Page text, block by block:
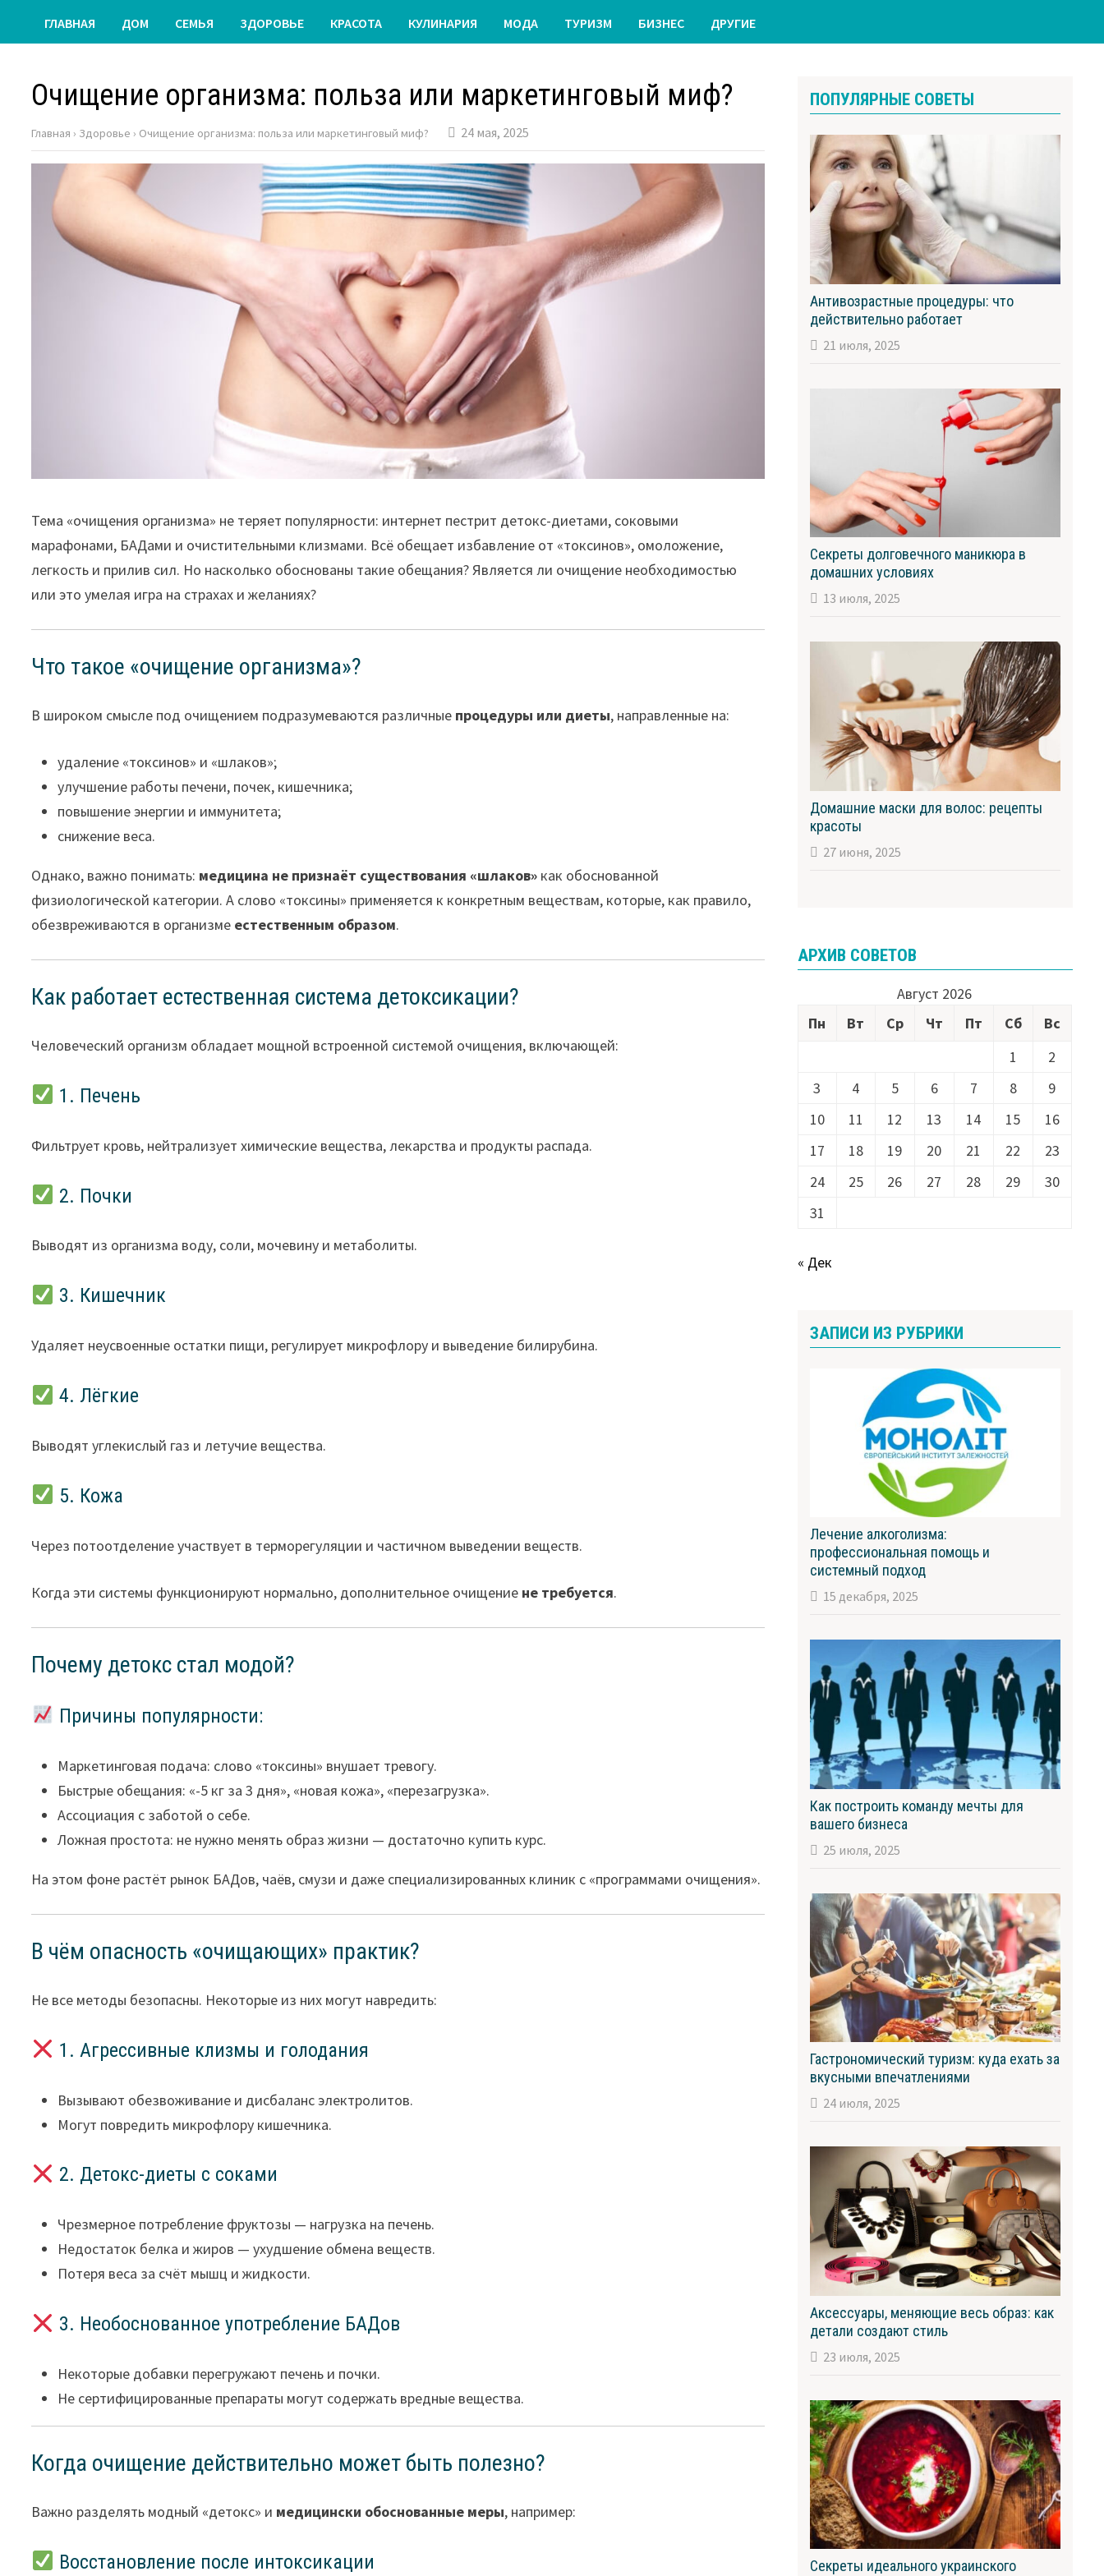
ГЛАВНАЯ ДОМ СЕМЬЯ ЗДОРОВЬЕ КРАСОТА КУЛИНАРИЯ МОДА ТУРИЗМ БИЗНЕС ДРУГИЕ
Очищение организма: польза или маркетинговый миф?
Главная › Здоровье › Очищение организма: польза или маркетинговый миф? 24 мая, 2025
Тема «очищения организма» не теряет популярности: интернет пестрит детокс-диетами, соковыми
марафонами, БАДами и очистительными клизмами. Всё обещает избавление от «токсинов», омоложение,
легкость и прилив сил. Но насколько обоснованы такие обещания? Является ли очищение необходимостью
или это умелая игра на страхах и желаниях?
Что такое «очищение организма»?
В широком смысле под очищением подразумеваются различные процедуры или диеты, направленные на:
удаление «токсинов» и «шлаков»;
улучшение работы печени, почек, кишечника;
повышение энергии и иммунитета;
снижение веса.
Однако, важно понимать: медицина не признаёт существования «шлаков» как обоснованной
физиологической категории. А слово «токсины» применяется к конкретным веществам, которые, как правило,
обезвреживаются в организме естественным образом.
Как работает естественная система детоксикации?
Человеческий организм обладает мощной встроенной системой очищения, включающей:
1. Печень
Фильтрует кровь, нейтрализует химические вещества, лекарства и продукты распада.
2. Почки
Выводят из организма воду, соли, мочевину и метаболиты.
3. Кишечник
Удаляет неусвоенные остатки пищи, регулирует микрофлору и выведение билирубина.
4. Лёгкие
Выводят углекислый газ и летучие вещества.
5. Кожа
Через потоотделение участвует в терморегуляции и частичном выведении веществ.
Когда эти системы функционируют нормально, дополнительное очищение не требуется.
Почему детокс стал модой?
Причины популярности:
Маркетинговая подача: слово «токсины» внушает тревогу.
Быстрые обещания: «-5 кг за 3 дня», «новая кожа», «перезагрузка».
Ассоциация с заботой о себе.
Ложная простота: не нужно менять образ жизни — достаточно купить курс.
На этом фоне растёт рынок БАДов, чаёв, смузи и даже специализированных клиник с «программами очищения».
В чём опасность «очищающих» практик?
Не все методы безопасны. Некоторые из них могут навредить:
1. Агрессивные клизмы и голодания
Вызывают обезвоживание и дисбаланс электролитов.
Могут повредить микрофлору кишечника.
2. Детокс-диеты с соками
Чрезмерное потребление фруктозы — нагрузка на печень.
Недостаток белка и жиров — ухудшение обмена веществ.
Потеря веса за счёт мышц и жидкости.
3. Необоснованное употребление БАДов
Некоторые добавки перегружают печень и почки.
Не сертифицированные препараты могут содержать вредные вещества.
Когда очищение действительно может быть полезно?
Важно разделять модный «детокс» и медицински обоснованные меры, например:
Восстановление после интоксикации
ПОПУЛЯРНЫЕ СОВЕТЫ
Антивозрастные процедуры: что
действительно работает
21 июля, 2025
Секреты долговечного маникюра в
домашних условиях
13 июля, 2025
Домашние маски для волос: рецепты
красоты
27 июня, 2025
АРХИВ СОВЕТОВ
Август 2026
Пн
Вт Ср Чт Пт Сб
Вс
1
2
3
4 5 6 7 8
9
10
11 12 13 14 15
16
17
18 19 20 21 22
23
24
25 26 27 28 29
30
31
« Дек
ЗАПИСИ ИЗ РУБРИКИ
Лечение алкоголизма:
профессиональная помощь и
системный подход
15 декабря, 2025
Как построить команду мечты для
вашего бизнеса
25 июля, 2025
Гастрономический туризм: куда ехать за
вкусными впечатлениями
24 июля, 2025
Аксессуары, меняющие весь образ: как
детали создают стиль
23 июля, 2025
Секреты идеального украинского